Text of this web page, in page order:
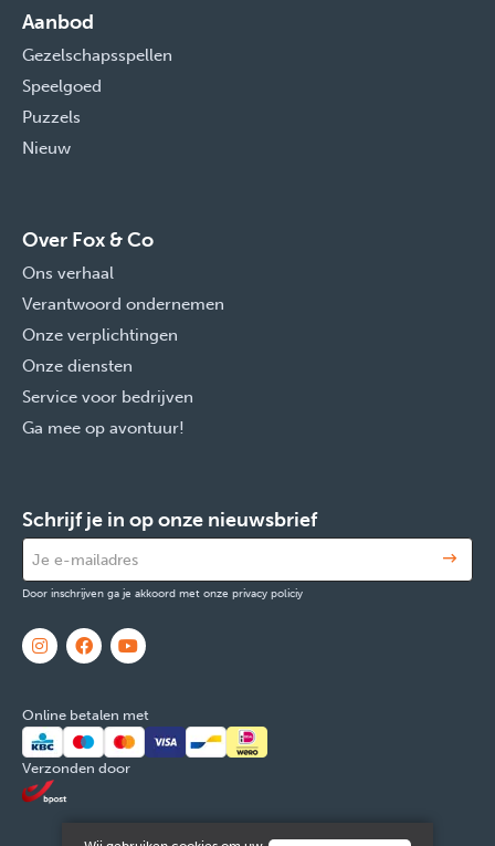
Aanbod
Gezelschapsspellen
Speelgoed
Puzzels
Nieuw
Over Fox & Co
Ons verhaal
Verantwoord ondernemen
Onze verplichtingen
Onze diensten
Service voor bedrijven
Ga mee op avontuur!
Schrijf je in op onze nieuwsbrief
Door inschrijven ga je akkoord met onze privacy policiy
Online betalen met
Verzonden door